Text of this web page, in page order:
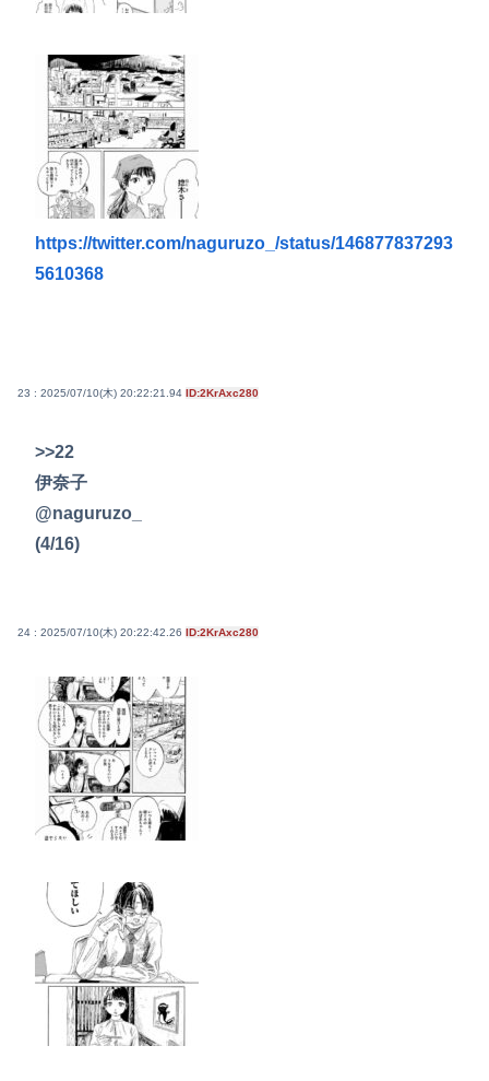
https://twitter.com/naguruzo_/status/146877837293
5610368
23 : 2025/07/10(木) 20:22:21.94 ID:2KrAxc280
>>22
伊奈子
@naguruzo_
(4/16)
24 : 2025/07/10(木) 20:22:42.26 ID:2KrAxc280